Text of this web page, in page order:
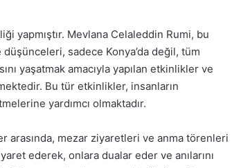
yapmıştır. Mevlana Celaleddin Rumi, bu
sadece Konya’da değil, tüm
yaşatmak amacıyla yapılan etkinlikler ve
Bu tür etkinlikler, insanların
yardımcı olmaktadır.
arasında, mezar ziyaretleri ve anma törenleri
ederek, onlara dualar eder ve anılarını